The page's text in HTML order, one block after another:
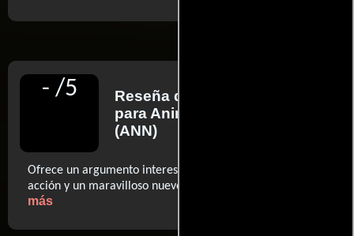
- /5 Reseña de
para Anime News Network
(ANN)
Ofrece un argumento interesante, grandes escenas de
acción y un maravilloso nuevo reparto de doblaje.
más